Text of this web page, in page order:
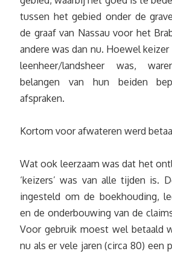
tussen het gebied onder de
de graaf van Nassau voor het
andere was dan nu. Hoewel keizer
leenheer/landsheer was,
belangen van hun beiden
afspraken.
Kortom voor afwateren werd
Wat ook leerzaam was dat het
‘keizers’ was van alle tijden is.
ingesteld om de boekhouding,
en de onderbouwing van de
Voor gebruik moest wel betaald
nu als er vele jaren (circa 80) een